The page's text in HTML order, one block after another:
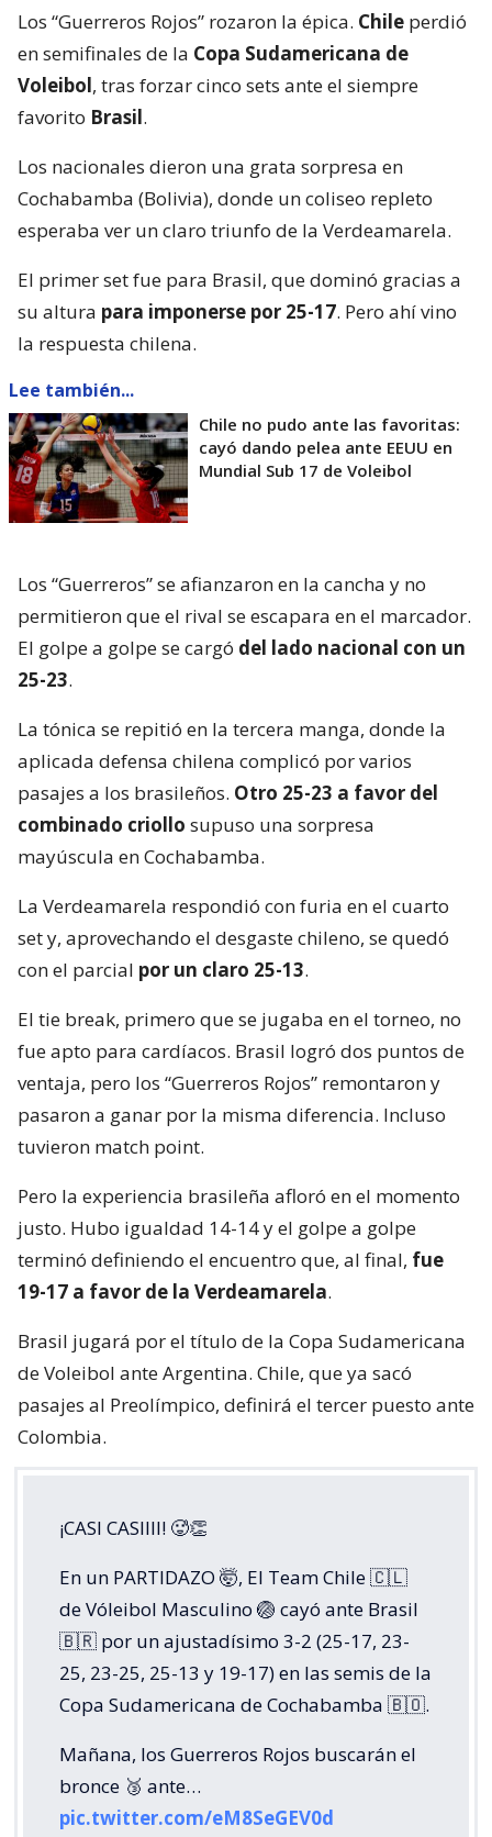
Los “Guerreros Rojos” rozaron la épica. Chile perdió
en semifinales de la Copa Sudamericana de
Voleibol, tras forzar cinco sets ante el siempre
favorito Brasil.
Los nacionales dieron una grata sorpresa en
Cochabamba (Bolivia), donde un coliseo repleto
esperaba ver un claro triunfo de la Verdeamarela.
El primer set fue para Brasil, que dominó gracias a
su altura para imponerse por 25-17. Pero ahí vino
la respuesta chilena.
Lee también...
Chile no pudo ante las favoritas:
cayó dando pelea ante EEUU en
Mundial Sub 17 de Voleibol
Los “Guerreros” se afianzaron en la cancha y no
permitieron que el rival se escapara en el marcador.
El golpe a golpe se cargó del lado nacional con un
25-23.
La tónica se repitió en la tercera manga, donde la
aplicada defensa chilena complicó por varios
pasajes a los brasileños. Otro 25-23 a favor del
combinado criollo supuso una sorpresa
mayúscula en Cochabamba.
La Verdeamarela respondió con furia en el cuarto
set y, aprovechando el desgaste chileno, se quedó
con el parcial por un claro 25-13.
El tie break, primero que se jugaba en el torneo, no
fue apto para cardíacos. Brasil logró dos puntos de
ventaja, pero los “Guerreros Rojos” remontaron y
pasaron a ganar por la misma diferencia. Incluso
tuvieron match point.
Pero la experiencia brasileña afloró en el momento
justo. Hubo igualdad 14-14 y el golpe a golpe
terminó definiendo el encuentro que, al final, fue
19-17 a favor de la Verdeamarela.
Brasil jugará por el título de la Copa Sudamericana
de Voleibol ante Argentina. Chile, que ya sacó
pasajes al Preolímpico, definirá el tercer puesto ante
Colombia.
¡CASI CASIIII! 🥵👏
En un PARTIDAZO 🤯, El Team Chile 🇨🇱
de Vóleibol Masculino 🏐 cayó ante Brasil
🇧🇷 por un ajustadísimo 3-2 (25-17, 23-
25, 23-25, 25-13 y 19-17) en las semis de la
Copa Sudamericana de Cochabamba 🇧🇴.
Mañana, los Guerreros Rojos buscarán el
bronce 🥉 ante…
pic.twitter.com/eM8SeGEV0d